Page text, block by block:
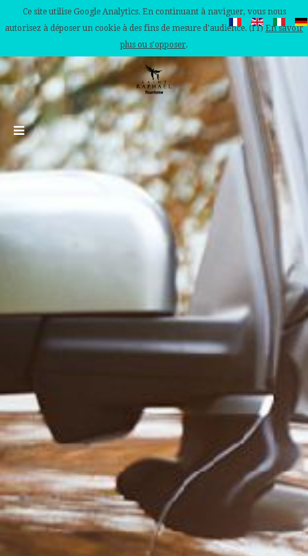
Ce site utilise Google Analytics. En continuant à naviguer, vous nous
autorisez à déposer un cookie à des fins de mesure d'audience. (IT) En savoir
plus ou s'opposer.